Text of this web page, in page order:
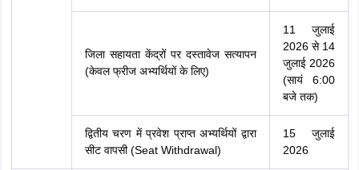
जिला सहायता केंद्रों पर दस्तावेज सत्यापन
(केवल फ्रीज अभ्यर्थियों के लिए)
11 जुलाई
2026 से 14
जुलाई 2026
(सायं 6:00
बजे तक)
द्वितीय चरण में प्रवेश प्राप्त अभ्यर्थियों द्वारा
सीट वापसी (Seat Withdrawal)
15 जुलाई
2026